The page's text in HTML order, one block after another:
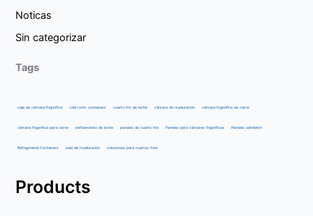
Noticas
Sin categorizar
Tags
caja de cámara frigorífica cold room containers cuarto frio de leche cámara de maduración cámara frigorífica de carne
cámara frigorífica para carne enfriamiento de leche paneles de cuarto frio Paneles para cámaras frigoríficas Paneles sándwich
Refrigerated Containers sala de maduración soluciones para cuartos frios
Products